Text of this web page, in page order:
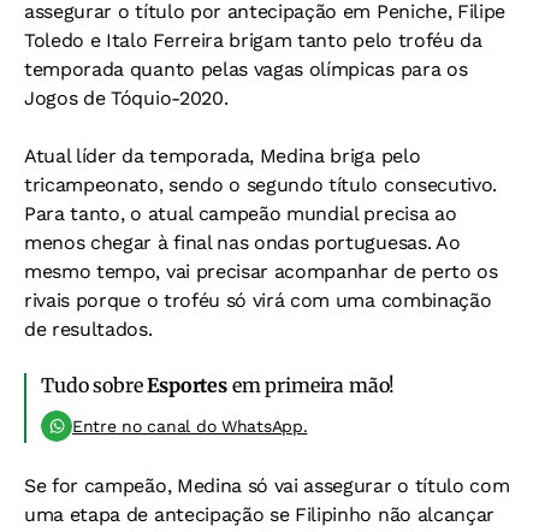
assegurar o título por antecipação em Peniche, Filipe
Toledo e Italo Ferreira brigam tanto pelo troféu da
temporada quanto pelas vagas olímpicas para os
Jogos de Tóquio-2020.
Atual líder da temporada, Medina briga pelo
tricampeonato, sendo o segundo título consecutivo.
Para tanto, o atual campeão mundial precisa ao
menos chegar à final nas ondas portuguesas. Ao
mesmo tempo, vai precisar acompanhar de perto os
rivais porque o troféu só virá com uma combinação
de resultados.
Tudo sobreEsportesem primeira mão!
Entre no canal do WhatsApp.
Se for campeão, Medina só vai assegurar o título com
uma etapa de antecipação se Filipinho não alcançar